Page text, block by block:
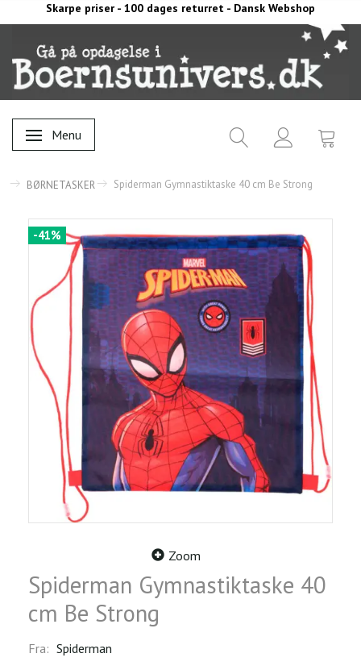
Skarpe priser - 100 dages returret - Dansk Webshop
Skifte navigation
Menu
BØRNETASKER Spiderman Gymnastiktaske 40 cm Be Strong
-41%
Zoom
Spiderman Gymnastiktaske 40
cm Be Strong
Fra: Spiderman